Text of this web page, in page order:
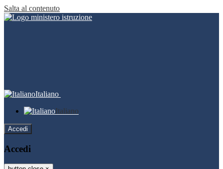
Salta al contenuto
Italiano
Italiano
Accedi
Accedi